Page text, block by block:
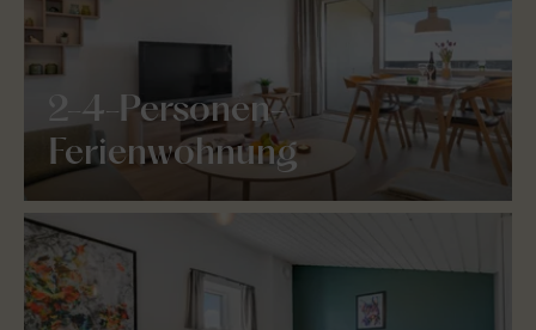
2-4-Personen-
Ferienwohnung